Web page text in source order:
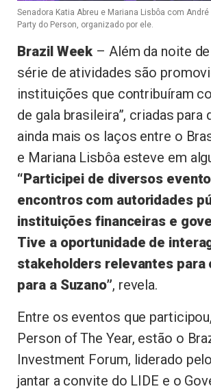
Senadora Katia Abreu e Mariana Lisbôa com
Party do Person, organizado por ele.
Brazil Week– Além da noite de
série de atividades são
instituições que contribuíram
de gala brasileira”, criadas para
ainda mais os laços entre o
e Mariana Lisbôa esteve em
“Participei de diversos
encontros com autoridades
instituições financeiras e
Tive a oportunidade de
stakeholders relevantes para
para a Suzano”, revela.
Entre os eventos que
Person of The Year, estão o
Investment Forum, liderado
jantar a convite do LIDE e o